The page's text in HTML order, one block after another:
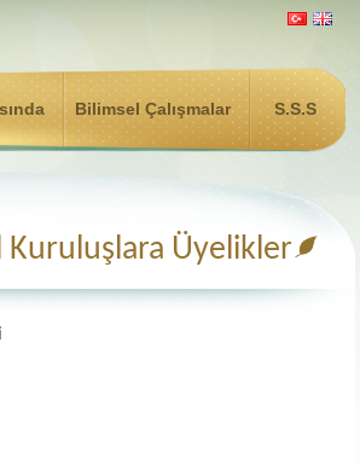
Bilimsel Çalışmalar S.S.S
Kuruluşlara Üyelikler